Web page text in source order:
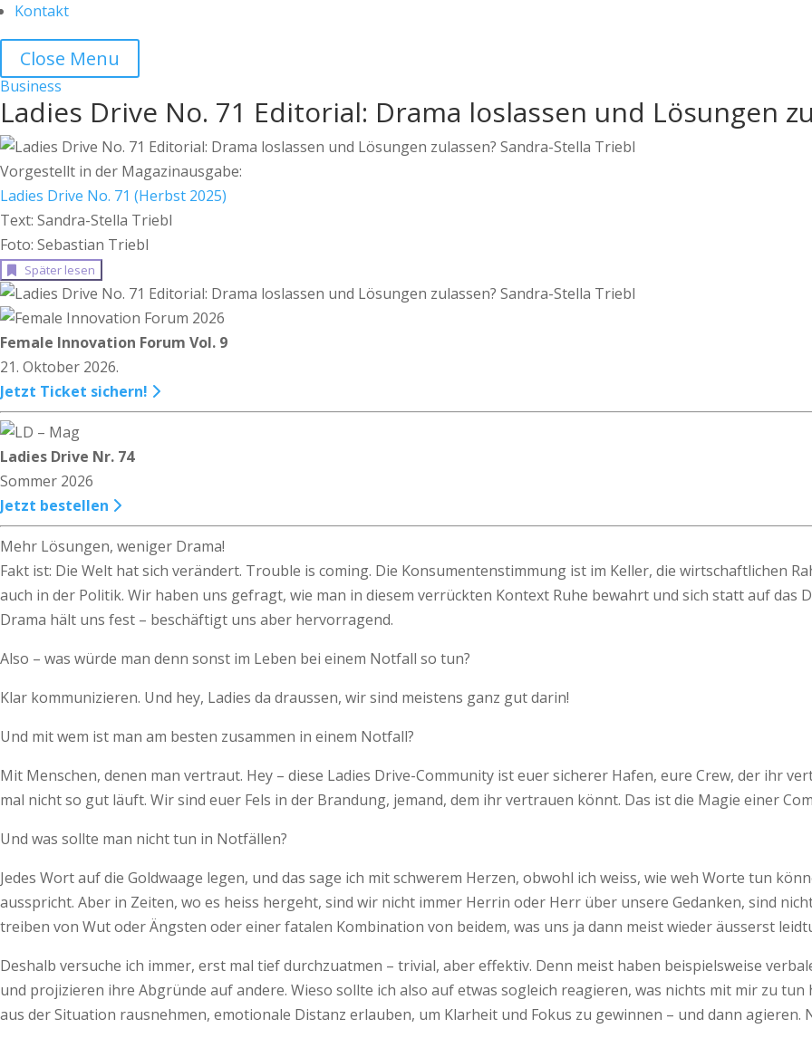
Kontakt
Close Menu
Business
Ladies Drive No. 71 Editorial: Drama loslassen und Lösungen
Vorgestellt in der Magazinausgabe:
Ladies Drive No. 71 (Herbst 2025)
Text: Sandra-Stella Triebl
Foto: Sebastian Triebl
Später lesen
Female Innovation Forum Vol. 9
21. Oktober 2026.
Jetzt Ticket sichern!
Ladies Drive Nr. 74
Sommer 2026
Jetzt bestellen
Mehr Lösungen, weniger Drama!
Fakt ist: Die Welt hat sich verändert. Trouble is coming. Die Konsumentenstimmung ist im Keller, die wirtschaftlichen
auch in der Politik. Wir haben uns gefragt, wie man in diesem verrückten Kontext Ruhe bewahrt und sich statt auf das
Drama hält uns fest – beschäftigt uns aber hervorragend.
Also – was würde man denn sonst im Leben bei einem Notfall so tun?
Klar kommunizieren. Und hey, Ladies da draussen, wir sind meistens ganz gut darin!
Und mit wem ist man am besten zusammen in einem Notfall?
Mit Menschen, denen man vertraut. Hey – diese Ladies Drive-­Community ist euer sicherer Hafen, eure Crew, der ihr
mal nicht so gut läuft. Wir sind euer Fels in der Brandung, jemand, dem ihr vertrauen könnt. Das ist die Magie einer
Und was sollte man nicht tun in Notfällen?
Jedes Wort auf die Goldwaage legen, und das sage ich mit schwerem Herzen, obwohl ich weiss, wie weh Worte tun
ausspricht. Aber in Zeiten, wo es heiss hergeht, sind wir nicht immer Herrin oder Herr über unsere Gedanken, sind
treiben von Wut oder Ängsten oder einer fatalen Kombination von bei­­dem, was uns ja dann meist wieder äusserst
Deshalb versuche ich immer, erst mal tief durchzuatmen – tri­­vial, aber effektiv. Denn meist haben beispielsweise
und projizieren ihre Abgründe auf andere. Wieso sollte ich also auf etwas sogleich reagieren, was nichts mit mir zu
aus der Situation rausnehmen, emotionale Distanz erlauben, um Klarheit und Fokus zu gewinnen – und dann agieren.